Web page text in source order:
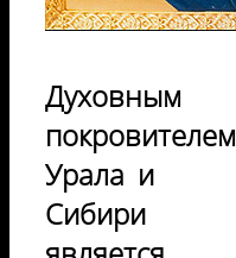
Духовным
покровителем
Урала и
Сибири